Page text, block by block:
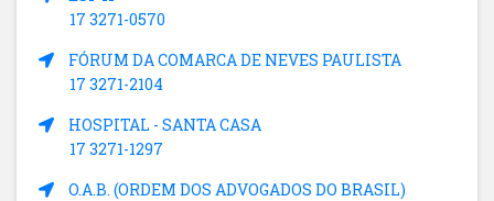
17 3271-0570
FÓRUM DA COMARCA DE NEVES PAULISTA
17 3271-2104
HOSPITAL - SANTA CASA
17 3271-1297
O.A.B. (ORDEM DOS ADVOGADOS DO BRASIL)